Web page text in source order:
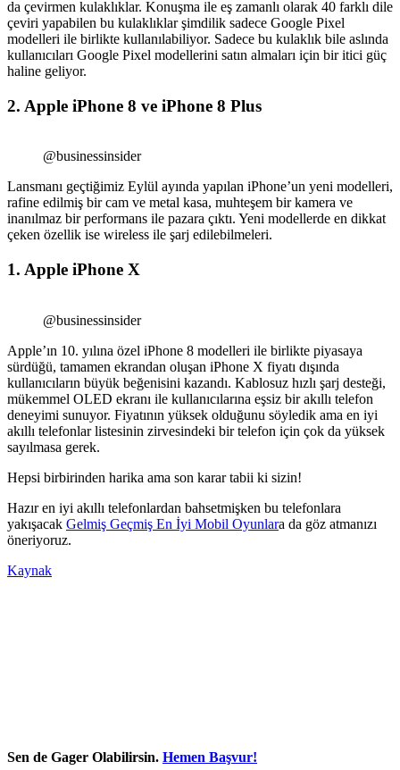
da çevirmen kulaklıklar. Konuşma ile eş zamanlı olarak 40 farklı dile
çeviri yapabilen bu kulaklıklar şimdilik sadece Google Pixel
modelleri ile birlikte kullanılabiliyor. Sadece bu kulaklık bile aslında
kullanıcıları Google Pixel modellerini satın almaları için bir itici güç
haline geliyor.
2. Apple iPhone 8 ve iPhone 8 Plus
@businessinsider
Lansmanı geçtiğimiz Eylül ayında yapılan iPhone’un yeni modelleri,
rafine edilmiş bir cam ve metal kasa, muhteşem bir kamera ve
inanılmaz bir performans ile pazara çıktı. Yeni modellerde en dikkat
çeken özellik ise wireless ile şarj edilebilmeleri.
1. Apple iPhone X
@businessinsider
Apple’ın 10. yılına özel iPhone 8 modelleri ile birlikte piyasaya
sürdüğü, tamamen ekrandan oluşan iPhone X fiyatı dışında
kullanıcıların büyük beğenisini kazandı. Kablosuz hızlı şarj desteği,
mükemmel OLED ekranı ile kullanıcılarına eşsiz bir akıllı telefon
deneyimi sunuyor. Fiyatının yüksek olduğunu söyledik ama en iyi
akıllı telefonlar listesinin zirvesindeki bir telefon için çok da yüksek
sayılmasa gerek.
Hepsi birbirinden harika ama son karar tabii ki sizin!
Hazır en iyi akıllı telefonlardan bahsetmişken bu telefonlara
yakışacak Gelmiş Geçmiş En İyi Mobil Oyunlara da göz atmanızı
öneriyoruz.
Kaynak
Sen de Gager Olabilirsin. Hemen Başvur!